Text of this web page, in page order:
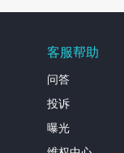
客服帮助
问答
投诉
曝光